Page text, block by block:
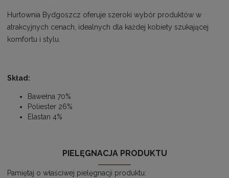
Hurtownia Bydgoszcz oferuje szeroki wybór produktów w
atrakcyjnych cenach, idealnych dla każdej kobiety szukającej
komfortu i stylu.
Skład:
Bawełna 70%
Poliester 26%
Elastan 4%
PIELĘGNACJA PRODUKTU
Pamiętaj o właściwej pielęgnacji produktu: